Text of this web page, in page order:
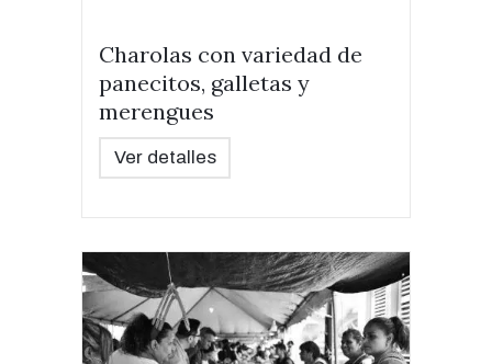
Charolas con variedad de
panecitos, galletas y
merengues
Ver detalles